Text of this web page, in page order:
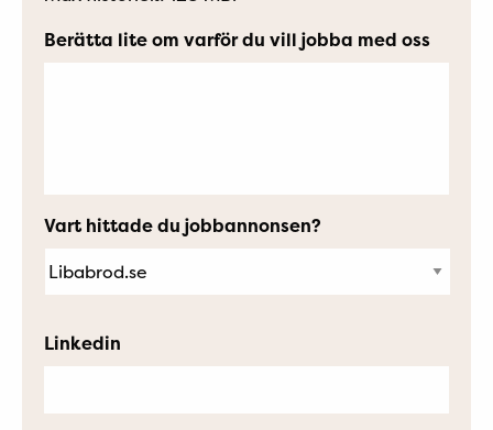
Berätta lite om varför du vill jobba med oss
Vart hittade du jobbannonsen?
Linkedin